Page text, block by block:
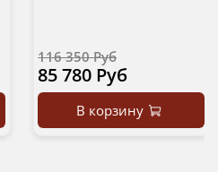
116 350 Руб
85 780 Руб
В корзину